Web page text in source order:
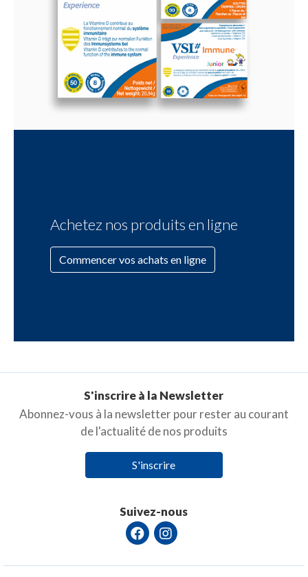
Achetez nos produits en ligne
Commencer vos achats en ligne
S'inscrire à la Newsletter
Abonnez-vous à la newsletter pour rester au courant
de l'actualité de nos produits
S'inscrire
Suivez-nous